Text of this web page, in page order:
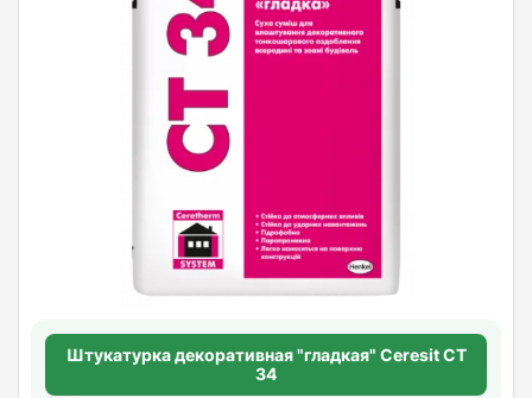
Штукатурка декоративная "гладкая" Ceresit CT
34